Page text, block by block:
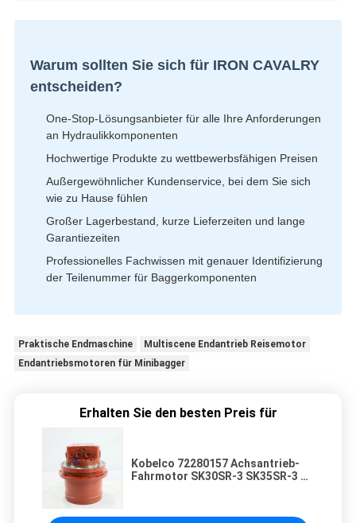
Warum sollten Sie sich für IRON CAVALRY
entscheiden?
One-Stop-Lösungsanbieter für alle Ihre Anforderungen
an Hydraulikkomponenten
Hochwertige Produkte zu wettbewerbsfähigen Preisen
Außergewöhnlicher Kundenservice, bei dem Sie sich
wie zu Hause fühlen
Großer Lagerbestand, kurze Lieferzeiten und lange
Garantiezeiten
Professionelles Fachwissen mit genauer Identifizierung
der Teilenummer für Baggerkomponenten
Praktische Endmaschine
Multiscene Endantrieb Reisemotor
Endantriebsmotoren für Minibagger
Erhalten Sie den besten Preis für
Kobelco 72280157 Achsantrieb-
Fahrmotor SK30SR-3 SK35SR-3 3